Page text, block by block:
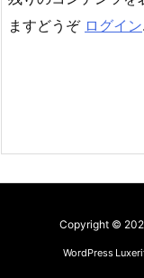
ますどうぞ ログイン
Copyright ©
WordPress